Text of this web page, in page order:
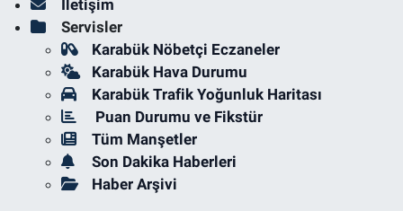
İletişim
Servisler
Karabük Nöbetçi Eczaneler
Karabük Hava Durumu
Karabük Trafik Yoğunluk Haritası
Puan Durumu ve Fikstür
Tüm Manşetler
Son Dakika Haberleri
Haber Arşivi